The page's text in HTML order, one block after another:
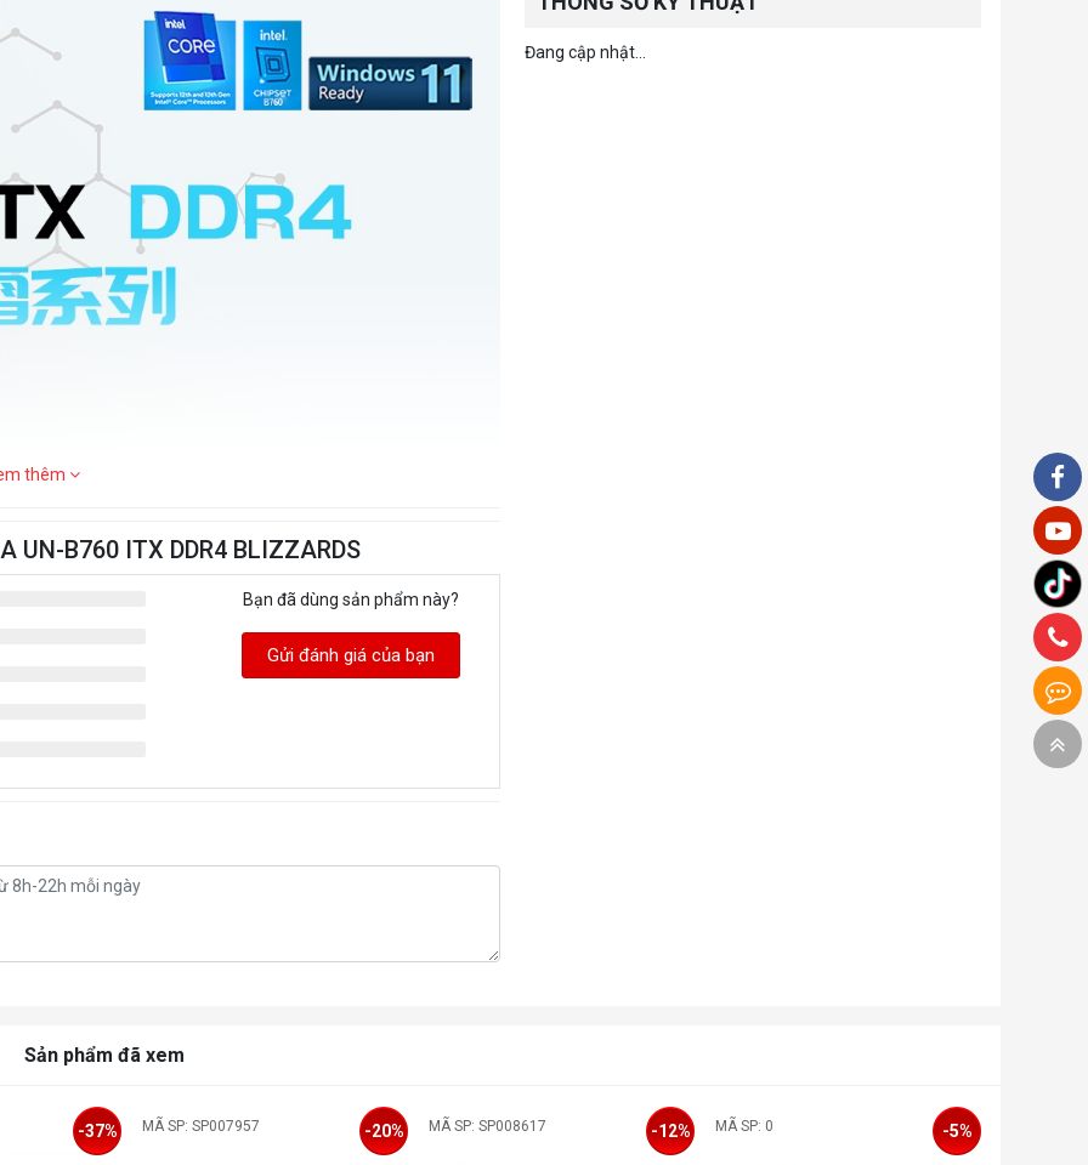
thêm
B760 ITX DDR4 BLIZZARDS
Bạn đã dùng sản phẩm này?
Gửi đánh giá của bạn
Đang cập nhật...
Sản phẩm đã xem
-37% MÃ SP: SP007957 -20% MÃ SP: SP008617 -12% MÃ SP: 0 -5%